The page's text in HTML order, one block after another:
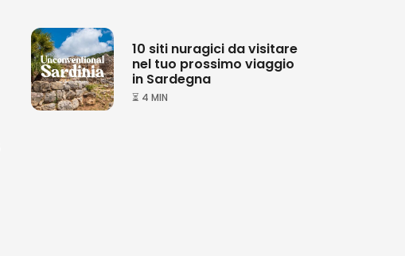
10 siti nuragici da visitare
nel tuo prossimo viaggio
in Sardegna
⏳ 4 MIN